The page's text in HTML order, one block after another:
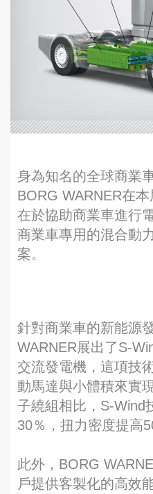
身為知名的全球商業
BORG WARNER在
在於協助商業車進行
商業車專用的混合動
案。
針對商業車的新能源
WARNER展出了S-
交流發電機，這項技
動馬達與小體積來實
子繞組相比，S-Wind
30％，扭力密度提高
此外，BORG
戶提供客製化的高效